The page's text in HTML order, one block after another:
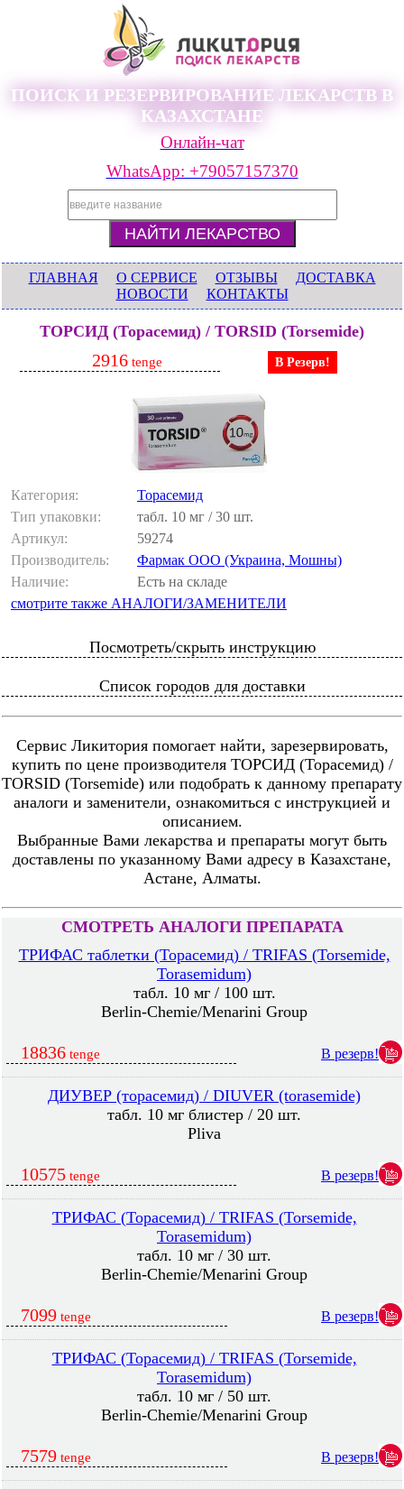
ПОИСК И РЕЗЕРВИРОВАНИЕ ЛЕКАРСТВ В
КАЗАХСТАНЕ
Онлайн-чат
WhatsApp: +79057157370
ГЛАВНАЯ О СЕРВИСЕ ОТЗЫВЫ
ДОСТАВКА
НОВОСТИ
КОНТАКТЫ
ТОРСИД (Торасемид) / TORSID (Torsemide)
2916 tenge В Резерв!
Категория:
Торасемид
Тип упаковки:
табл. 10 мг / 30 шт.
Артикул:
59274
Производитель:
Фармак ООО (Украина, Мошны)
Наличие:
Есть на складе
смотрите также АНАЛОГИ/ЗАМЕНИТЕЛИ
Посмотреть/скрыть инструкцию
Список городов для доставки
Сервис Ликитория помогает найти, зарезервировать,
купить по цене производителя ТОРСИД (Торасемид) /
TORSID (Torsemide) или подобрать к данному препарату
аналоги и заменители, ознакомиться с инструкцией и
описанием.
Выбранные Вами лекарства и препараты могут быть
доставлены по указанному Вами адресу в Казахстане,
Астане, Алматы.
СМОТРЕТЬ АНАЛОГИ ПРЕПАРАТА
ТРИФАС таблетки (Торасемид) / TRIFAS (Torsemide,
Torasemidum)
табл. 10 мг / 100 шт.
Berlin-Chemie/Menarini Group
18836 tenge В резерв!
ДИУВЕР (торасемид) / DIUVER (torasemide)
табл. 10 мг блистер / 20 шт.
Pliva
10575 tenge В резерв!
ТРИФАС (Торасемид) / TRIFAS (Torsemide,
Torasemidum)
табл. 10 мг / 30 шт.
Berlin-Chemie/Menarini Group
7099 tenge В резерв!
ТРИФАС (Торасемид) / TRIFAS (Torsemide,
Torasemidum)
табл. 10 мг / 50 шт.
Berlin-Chemie/Menarini Group
7579 tenge В резерв!